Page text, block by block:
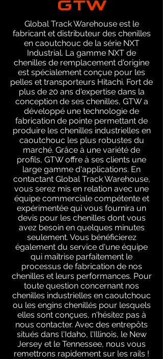
Global Track Warehouse est le
fabricant et distributeur des chenilles
en caoutchouc de la série NXT
Industrial. La gamme NXT de
chenilles de remplacement d'origine
est spécialement conçue pour les
pelles et transporteurs Hitachi. Fort de
plus de 20 ans d'expertise dans la
conception de ses chenilles, GTW a
développé une technologie de
fabrication de pointe permettant de
produire les chenilles industrielles en
caoutchouc les plus robustes du
marché. Grâce à une variété de
profils, GTW offre à ses clients une
large gamme d'applications. En
contactant Global Track Warehouse,
vous serez mis en relation avec une
équipe commerciale compétente et
expérimentée qui vous fournira un
devis pour les chenilles dont vous
avez besoin en quelques minutes
seulement. Vous bénéficierez
également du service d'une équipe
qui maîtrise parfaitement le
processus de fabrication de nos
chenilles et leurs performances. Pour
toute question concernant nos
chenilles industrielles en caoutchouc
ou les engins chenillés pour lesquels
elles sont conçues, n'hésitez pas à
nous contacter. Avec des entrepôts
situés dans l'Idaho, l'Illinois, le New
Jersey et le Tennessee, nous vous
remettrons rapidement sur les rails !